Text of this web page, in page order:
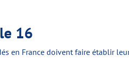
16
en France doivent faire établir